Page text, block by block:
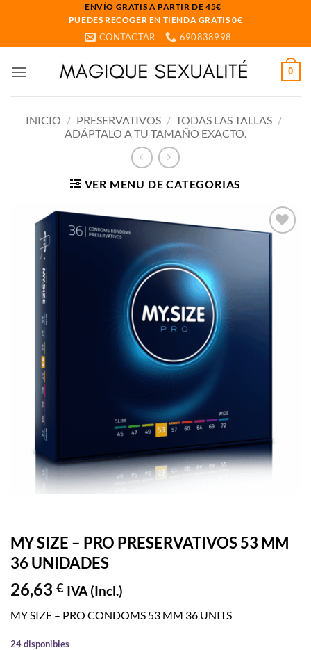
ENVÍO GRATIS A PARTIR DE 45€
PUEDES RECOGER EN TIENDA GRATIS 0€
CONTACTAR 690838998
0
INICIO / PRESERVATIVOS / TODAS LAS TALLAS /
ADÁPTALO A TU TAMAÑO EXACTO.
VER MENU DE CATEGORIAS
MY SIZE – PRO PRESERVATIVOS 53 MM
36 UNIDADES
26,63 € IVA (Incl.)
MY SIZE – PRO CONDOMS 53 MM 36 UNITS
24 disponibles